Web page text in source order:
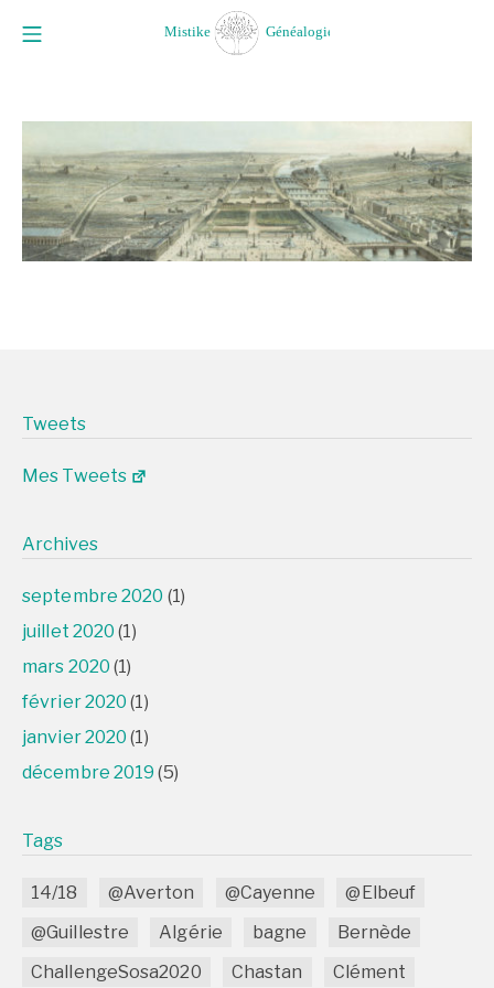
Menu mobile
Tweets
Mes Tweets
Archives
septembre 2020 (1)
juillet 2020 (1)
mars 2020 (1)
février 2020 (1)
janvier 2020 (1)
décembre 2019 (5)
Tags
14/18 @Averton @Cayenne
@Elbeuf
@Guillestre
Algérie bagne
Bernède
ChallengeSosa2020
Chastan Clément